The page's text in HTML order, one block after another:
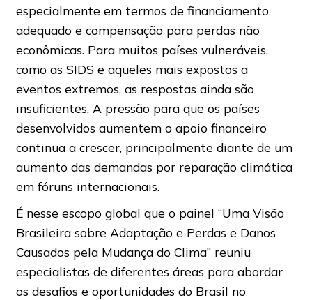
especialmente em termos de financiamento
adequado e compensação para perdas não
econômicas. Para muitos países vulneráveis,
como as SIDS e aqueles mais expostos a
eventos extremos, as respostas ainda são
insuficientes. A pressão para que os países
desenvolvidos aumentem o apoio financeiro
continua a crescer, principalmente diante de um
aumento das demandas por reparação climática
em fóruns internacionais.
É nesse escopo global que o painel “Uma Visão
Brasileira sobre Adaptação e Perdas e Danos
Causados pela Mudança do Clima” reuniu
especialistas de diferentes áreas para abordar
os desafios e oportunidades do Brasil no